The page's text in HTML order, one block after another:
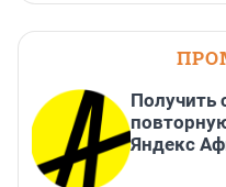
Получить
Яндекс